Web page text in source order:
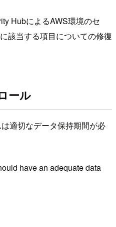
HubによるAWS環境のセ
該当する項目についての修復
ール
適切なデータ保持期間が必
have an adequate data